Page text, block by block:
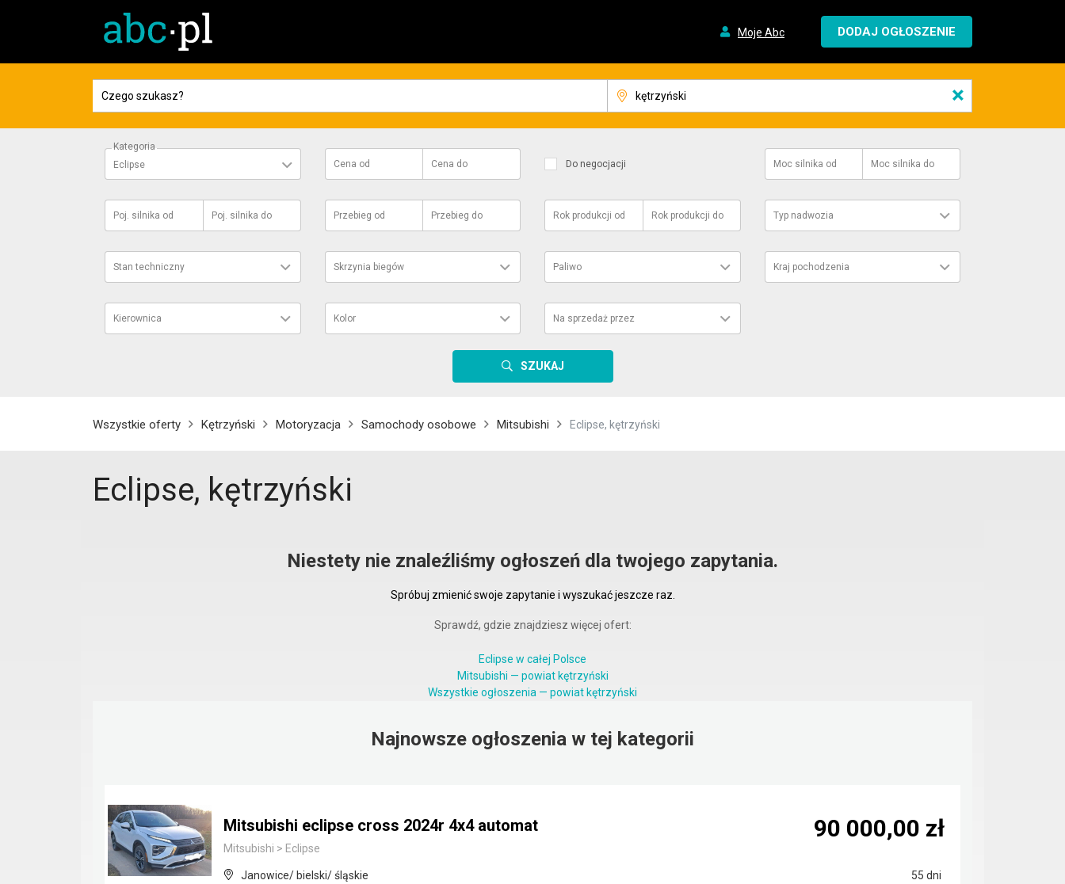
Moje Abc DODAJ OGŁOSZENIE
×
Kategoria
Eclipse
Cena od Cena do Do negocjacji Moc silnika od Moc silnika do
Poj. silnika od Poj. silnika do Przebieg od Przebieg do Rok produkcji od Rok produkcji do Typ nadwozia
Stan techniczny Skrzynia biegów Paliwo Kraj pochodzenia
Kierownica Kolor Na sprzedaż przez
SZUKAJ
Wszystkie oferty Kętrzyński Motoryzacja Samochody osobowe Mitsubishi Eclipse, kętrzyński
Eclipse, kętrzyński
Niestety nie znaleźliśmy ogłoszeń dla twojego zapytania.
Spróbuj zmienić swoje zapytanie i wyszukać jeszcze raz.
Sprawdź, gdzie znajdziesz więcej ofert:
Eclipse w całej Polsce
Mitsubishi — powiat kętrzyński
Wszystkie ogłoszenia — powiat kętrzyński
Najnowsze ogłoszenia w tej kategorii
Mitsubishi eclipse cross 2024r 4x4 automat
Mitsubishi > Eclipse
Janowice/ bielski/ śląskie 55 dni
90 000,00 zł